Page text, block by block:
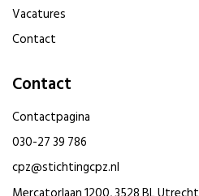
Vacatures
Contact
Contact
Contactpagina
030-27 39 786
cpz@stichtingcpz.nl